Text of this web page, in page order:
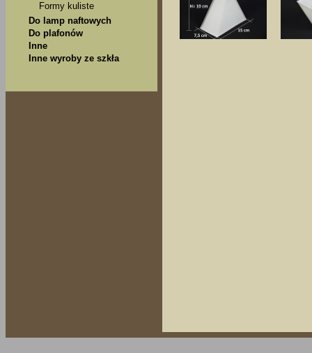
Formy kuliste
Do lamp naftowych
Do plafonów
Inne
Inne wyroby ze szkła